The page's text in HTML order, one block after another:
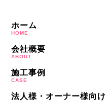
ホーム
HOME
会社概要
ABOUT
施工事例
CASE
法人様・オーナー様向け